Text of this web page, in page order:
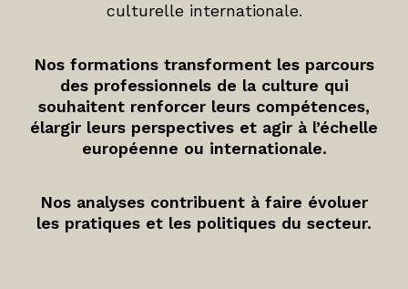
culturelle internationale.
Nos formations transforment les parcours
des professionnels de la culture qui
souhaitent renforcer leurs compétences,
élargir leurs perspectives et agir à l’échelle
européenne ou internationale.
Nos analyses contribuent à faire évoluer
les pratiques et les politiques du secteur.